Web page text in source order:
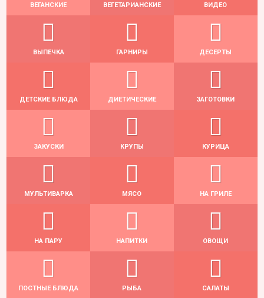
ВЕГАНСКИЕ ВЕГЕТАРИАНСКИЕ ВИДЕО
ВЫПЕЧКА ГАРНИРЫ ДЕСЕРТЫ
ДЕТСКИЕ БЛЮДА ДИЕТИЧЕСКИЕ ЗАГОТОВКИ
ЗАКУСКИ КРУПЫ КУРИЦА
МУЛЬТИВАРКА МЯСО НА ГРИЛЕ
НА ПАРУ НАПИТКИ ОВОЩИ
ПОСТНЫЕ БЛЮДА РЫБА САЛАТЫ